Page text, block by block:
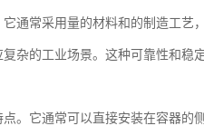
通常采用量的材料和的制造工艺
杂的工业场景。这种可靠性和稳
。它通常可以直接安装在容器的